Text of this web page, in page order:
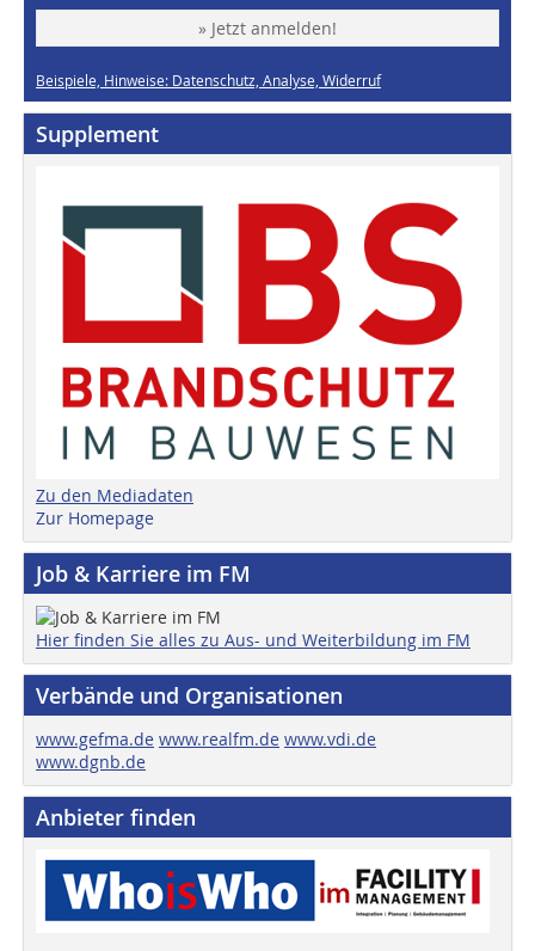
» Jetzt anmelden!
Beispiele, Hinweise: Datenschutz, Analyse, Widerruf
Supplement
Zu den Mediadaten
Zur Homepage
Job & Karriere im FM
Hier finden Sie alles zu Aus- und Weiterbildung im FM
Verbände und Organisationen
www.gefma.de www.realfm.de www.vdi.de
www.dgnb.de
Anbieter finden